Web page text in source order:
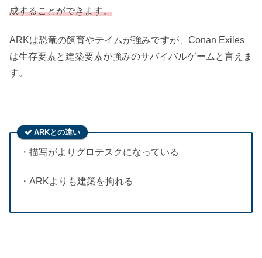
成することができます。
ARKは恐竜の飼育やテイムが強みですが、Conan Exiles
は生存要素と建築要素が強みのサバイバルゲームと言えま
す。
ARKとの違い
・描写がよりグロテスクになっている
・ARKよりも建築を拘れる